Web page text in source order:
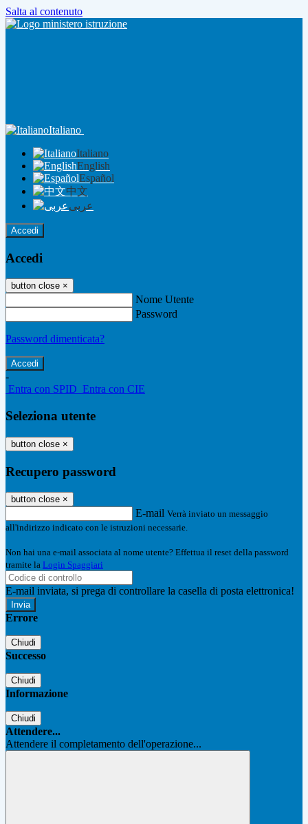
Salta al contenuto
Italiano
Italiano
English
Español
中文
عربى
Accedi
Accedi
button close ×
Nome Utente
Password
Password dimenticata?
-
Entra con SPID Entra con CIE
Seleziona utente
button close ×
Recupero password
button close ×
E-mail Verrà inviato un messaggio
all'indirizzo indicato con le istruzioni necessarie.
Non hai una e-mail associata al nome utente? Effettua il reset della password
tramite la Login Spaggiari
E-mail inviata, si prega di controllare la casella di posta elettronica!
Errore
Chiudi
Successo
Chiudi
Informazione
Chiudi
Attendere...
Attendere il completamento dell'operazione...